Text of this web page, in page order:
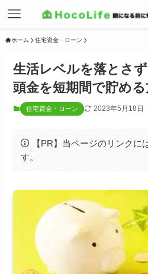
ホーム 住宅資金・ローン
生活レベルを落とさ
頭金を短期間で貯め
住宅資金・ローン 2023年5月18日
【PR】当ページのリンクに
す。